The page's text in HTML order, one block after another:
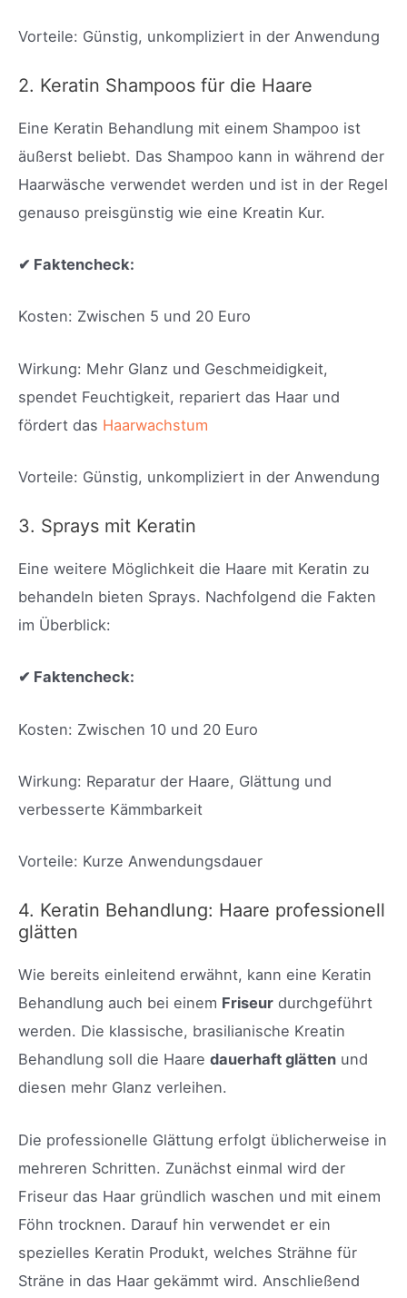
Vorteile: Günstig, unkompliziert in der Anwendung
2. Keratin Shampoos für die Haare
Eine Keratin Behandlung mit einem Shampoo ist
äußerst beliebt. Das Shampoo kann in während der
Haarwäsche verwendet werden und ist in der Regel
genauso preisgünstig wie eine Kreatin Kur.
✔ Faktencheck:
Kosten: Zwischen 5 und 20 Euro
Wirkung: Mehr Glanz und Geschmeidigkeit,
spendet Feuchtigkeit, repariert das Haar und
fördert das Haarwachstum
Vorteile: Günstig, unkompliziert in der Anwendung
3. Sprays mit Keratin
Eine weitere Möglichkeit die Haare mit Keratin zu
behandeln bieten Sprays. Nachfolgend die Fakten
im Überblick:
✔ Faktencheck:
Kosten: Zwischen 10 und 20 Euro
Wirkung: Reparatur der Haare, Glättung und
verbesserte Kämmbarkeit
Vorteile: Kurze Anwendungsdauer
4. Keratin Behandlung: Haare professionell
glätten
Wie bereits einleitend erwähnt, kann eine Keratin
Behandlung auch bei einem Friseur durchgeführt
werden. Die klassische, brasilianische Kreatin
Behandlung soll die Haare dauerhaft glätten und
diesen mehr Glanz verleihen.
Die professionelle Glättung erfolgt üblicherweise in
mehreren Schritten. Zunächst einmal wird der
Friseur das Haar gründlich waschen und mit einem
Föhn trocknen. Darauf hin verwendet er ein
spezielles Keratin Produkt, welches Strähne für
Sträne in das Haar gekämmt wird. Anschließend